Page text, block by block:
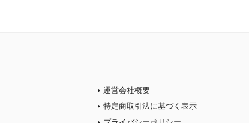
運営会社概要
特定商取引法に基づく表示